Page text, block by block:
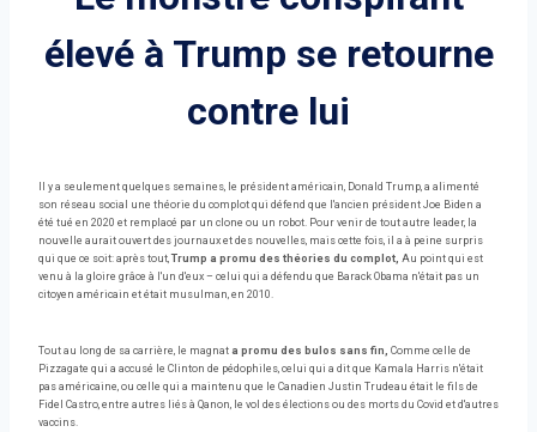
élevé à Trump se retourne
contre lui
Il y a seulement quelques semaines, le président américain, Donald Trump, a alimenté
son réseau social une théorie du complot qui défend que l'ancien président Joe Biden a
été tué en 2020 et remplacé par un clone ou un robot. Pour venir de tout autre leader, la
nouvelle aurait ouvert des journaux et des nouvelles, mais cette fois, il a à peine surpris
qui que ce soit: après tout,Trump a promu des théories du complot, Au point qui est
venu à la gloire grâce à l'un d'eux – celui qui a défendu que Barack Obama n'était pas un
citoyen américain et était musulman, en 2010.
Tout au long de sa carrière, le magnat a promu des bulos sans fin, Comme celle de
Pizzagate qui a accusé le Clinton de pédophiles, celui qui a dit que Kamala Harris n'était
pas américaine, ou celle qui a maintenu que le Canadien Justin Trudeau était le fils de
Fidel Castro, entre autres liés à Qanon, le vol des élections ou des morts du Covid et d'autres
vaccins.